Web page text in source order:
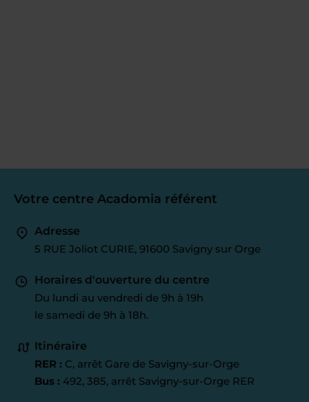
Votre centre Acadomia référent
Adresse
5 RUE Joliot CURIE, 91600 Savigny sur Orge
Horaires d'ouverture du centre
Du lundi au vendredi de 9h à 19h
le samedi de 9h à 18h.
Itinéraire
RER : C, arrêt Gare de Savigny-sur-Orge
Bus : 492, 385, arrêt Savigny-sur-Orge RER